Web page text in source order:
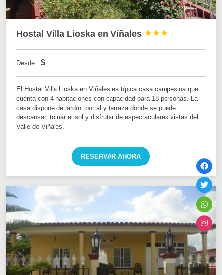
Hostal Villa Lioska en Viñales 


Desde $
El Hostal Villa Lioska en Viñales es típica casa campesina que
cuenta con 4 habitaciones con capacidad para 18 personas. La
casa dispone de jardín, portal y terraza donde se puede
descansar, tomar el sol y disfrutar de espectaculares vistas del
Valle de Viñales.
RESERVAR AHORA